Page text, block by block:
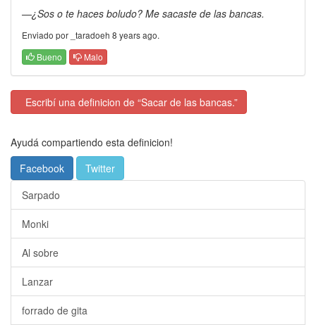
—¿Sos o te haces boludo? Me sacaste de las bancas.
Enviado por _taradoeh 8 years ago.
Bueno
Malo
Escribí una definicion de “Sacar de las bancas.”
Ayudá compartiendo esta definicion!
Facebook
Twitter
Sarpado
Monki
Al sobre
Lanzar
forrado de gita